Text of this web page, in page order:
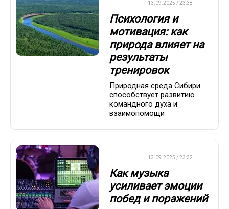
13.09.2025 / 23:38
Психология и
мотивация: как
природа влияет на
результаты
тренировок
Природная среда Сибири
способствует развитию
командного духа и
взаимопомощи
13.09.2025 / 23:32
Как музыка
усиливает эмоции
побед и поражений